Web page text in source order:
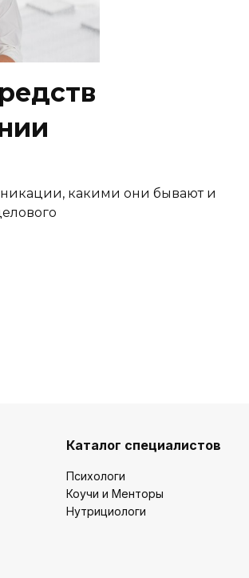
какими они бывают и
Каталог специалистов
Психологи
Коучи и Менторы
Нутрициологи